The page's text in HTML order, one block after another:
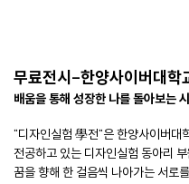
무료전시-한양사이버대학
배움을 통해 성장한 나를 돌아보는
"디자인실험 學전"은 한양사이버대
전공하고 있는 디자인실험 동아리
꿈을 향해 한 걸음씩 나아가는 서로